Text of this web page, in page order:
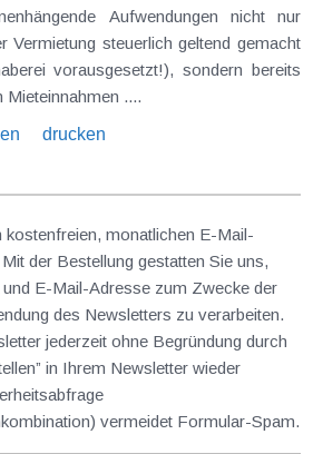
Aufwendungen nicht nur
Vermietung steuerlich geltend gemacht
vorausgesetzt!), sondern bereits
vor der Erzielung von Mieteinnahmen ....
drucken
kostenfreien, monatlichen E-Mail-
der Bestellung gestatten Sie uns,
E-Mail-Adresse zum Zwecke der
des Newsletters zu verarbeiten.
jederzeit ohne Begründung durch
in Ihrem Newsletter wieder
vermeidet Formular-Spam.